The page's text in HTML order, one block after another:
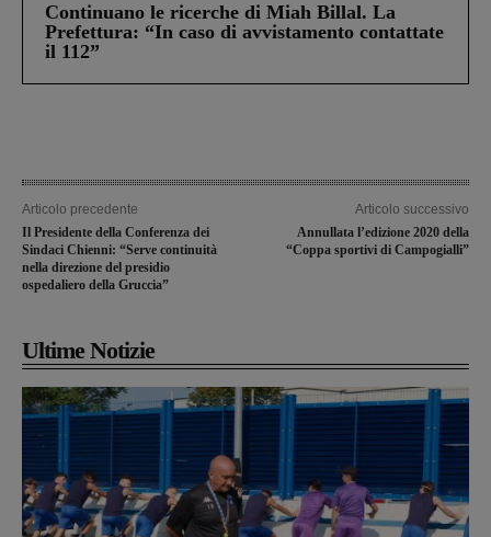
Continuano le ricerche di Miah Billal. La
Prefettura: “In caso di avvistamento contattate
il 112”
Articolo precedente
Il Presidente della Conferenza dei
Sindaci Chienni: “Serve continuità
nella direzione del presidio
ospedaliero della Gruccia”
Articolo successivo
Annullata l’edizione 2020 della
“Coppa sportivi di Campogialli”
Ultime Notizie